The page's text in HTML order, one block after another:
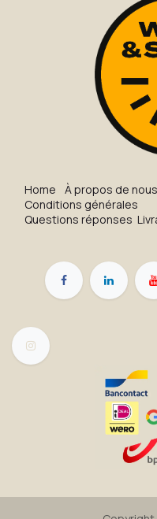
H​o​me À propos de nous
Conditions générales
Questions réponses